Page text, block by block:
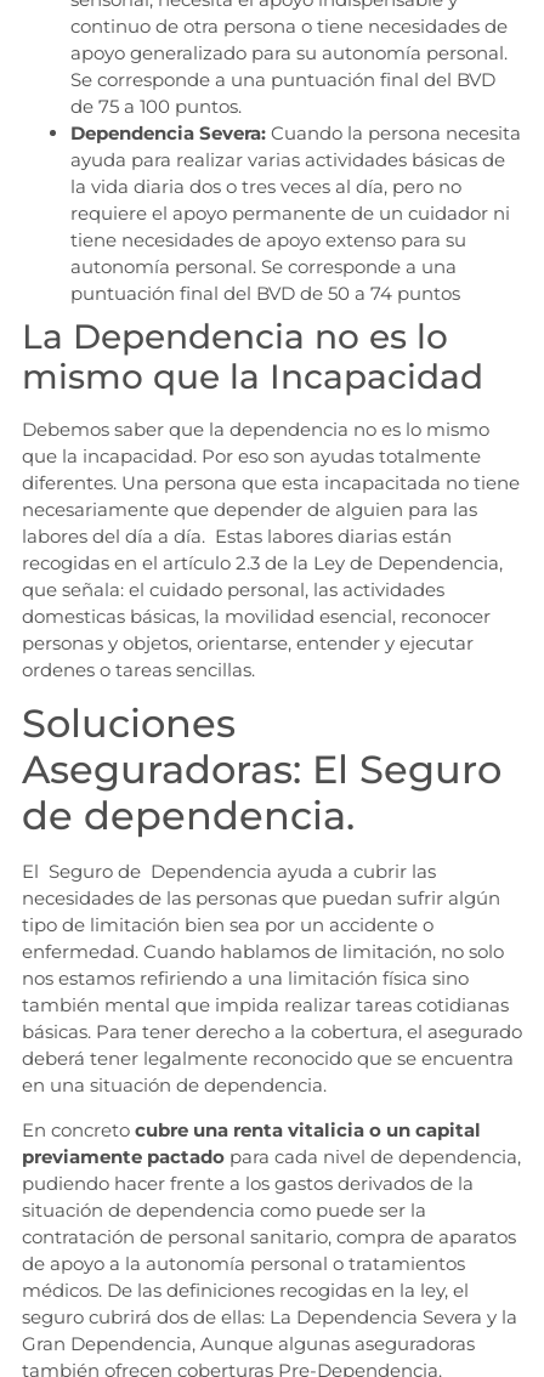
continuo de otra persona o tiene necesidades de
apoyo generalizado para su autonomía personal.
Se corresponde a una puntuación final del BVD
de 75 a 100 puntos.
Dependencia Severa:Cuando la persona necesita
ayuda para realizar varias actividades básicas de
la vida diaria dos o tres veces al día, pero no
requiere el apoyo permanente de un cuidador ni
tiene necesidades de apoyo extenso para su
autonomía personal. Se corresponde a una
puntuación final del BVD de 50 a 74 puntos
La Dependencia no es lo
mismo que la Incapacidad
Debemos saber que la dependencia no es lo mismo
que la incapacidad. Por eso son ayudas totalmente
diferentes. Una persona que esta incapacitada no tiene
necesariamente que depender de alguien para las
labores del día a día. Estas labores diarias están
recogidas en el artículo 2.3 de la Ley de Dependencia,
que señala: el cuidado personal, las actividades
domesticas básicas, la movilidad esencial, reconocer
personas y objetos, orientarse, entender y ejecutar
ordenes o tareas sencillas.
Soluciones
Aseguradoras: El Seguro
de dependencia.
El Seguro de Dependencia ayuda a cubrir las
necesidades de las personas que puedan sufrir algún
tipo de limitación bien sea por un accidente o
enfermedad. Cuando hablamos de limitación, no solo
nos estamos refiriendo a una limitación física sino
también mental que impida realizar tareas cotidianas
básicas. Para tener derecho a la cobertura, el asegurado
deberá tener legalmente reconocido que se encuentra
en una situación de dependencia.
En concreto cubre una renta vitalicia o un capital
previamente pactadopara cada nivel de dependencia,
pudiendo hacer frente a los gastos derivados de la
situación de dependencia como puede ser la
contratación de personal sanitario, compra de aparatos
de apoyo a la autonomía personal o tratamientos
médicos. De las definiciones recogidas en la ley, el
seguro cubrirá dos de ellas: La Dependencia Severa y la
Gran Dependencia, Aunque algunas aseguradoras
también ofrecen coberturas Pre-Dependencia.